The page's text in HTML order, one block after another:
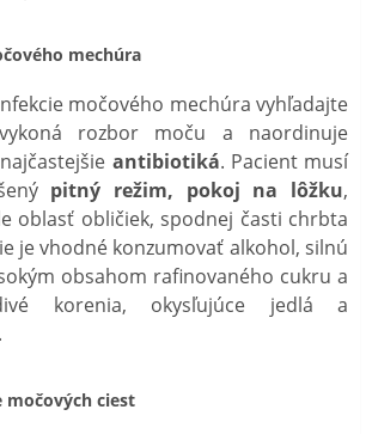
mechúra
močového mechúra vyhľadajte
rozbor moču a naordinuje
antibiotiká. Pacient musí
pitný režim, pokoj na lôžku,
oblasť obličiek, spodnej časti chrbta
je vhodné konzumovať alkohol, silnú
obsahom rafinovaného cukru a
korenia, okysľujúce jedlá a
močových ciest